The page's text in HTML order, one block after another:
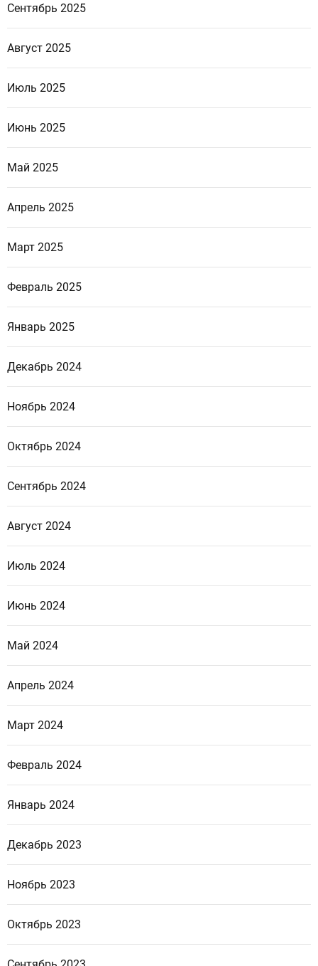
Сентябрь 2025
Август 2025
Июль 2025
Июнь 2025
Май 2025
Апрель 2025
Март 2025
Февраль 2025
Январь 2025
Декабрь 2024
Ноябрь 2024
Октябрь 2024
Сентябрь 2024
Август 2024
Июль 2024
Июнь 2024
Май 2024
Апрель 2024
Март 2024
Февраль 2024
Январь 2024
Декабрь 2023
Ноябрь 2023
Октябрь 2023